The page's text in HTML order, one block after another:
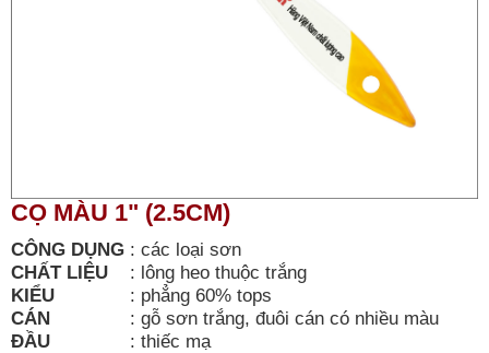
CỌ MÀU 1" (2.5CM)
CÔNG DỤNG : các loại sơn
CHẤT LIỆU
: lông heo thuộc trắng
KIỂU
: phẳng 60% tops
CÁN
: gỗ sơn trắng, đuôi cán có nhiều màu
ĐẦU
: thiếc mạ